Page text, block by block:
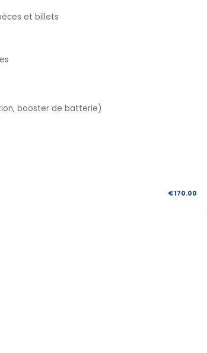
et billets
booster de batterie)
€170.00